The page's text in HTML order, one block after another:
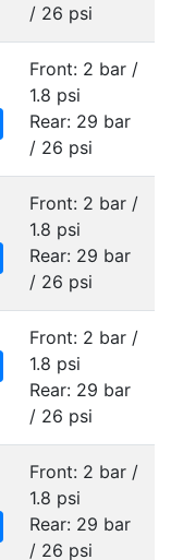
/ 26 psi
Front: 2 bar /
1.8 psi
Rear: 29 bar
/ 26 psi
Front: 2 bar /
1.8 psi
Rear: 29 bar
/ 26 psi
Front: 2 bar /
1.8 psi
Rear: 29 bar
/ 26 psi
Front: 2 bar /
1.8 psi
Rear: 29 bar
/ 26 psi